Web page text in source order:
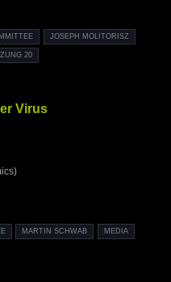
JOSEPH MOLITORISZ
20
Virus
MARTIN SCHWAB MEDIA